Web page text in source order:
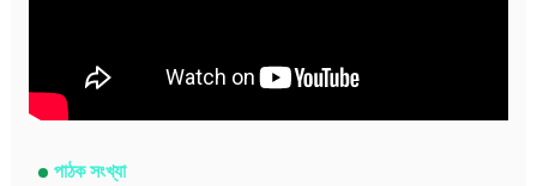
পাঠক সংখ্যা